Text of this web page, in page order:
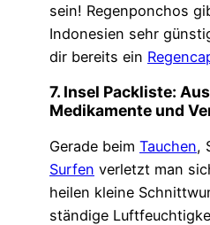
sein! Regenponchos
Indonesien sehr
dir bereits ein
7. Insel Packliste:
Medikamente und
Gerade beim Tauchen,
Surfen verletzt man
heilen kleine
ständige